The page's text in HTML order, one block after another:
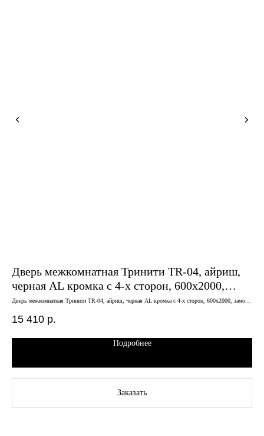
Дверь межкомнатная Тринити TR-04, айриш,
черная AL кромка с 4-х сторон, 600х2000,
замок магнитный в комплекте
Дверь межкомнатная Тринити TR-04, айриш, черная AL кромка с 4-х сторон, 600х2000, замок
15 410 р.
Подробнее
Заказать